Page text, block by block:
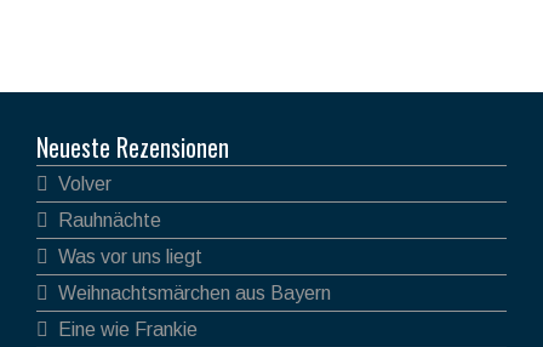
Neueste Rezensionen
Volver
Rauhnächte
Was vor uns liegt
Weihnachtsmärchen aus Bayern
Eine wie Frankie